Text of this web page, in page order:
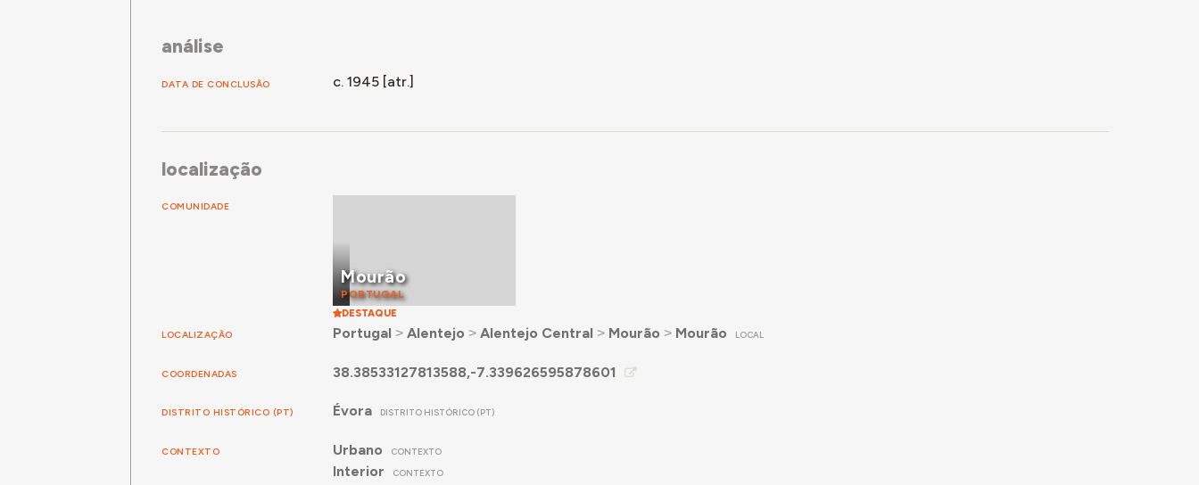
análise
DATA DE CONCLUSÃO c. 1945 [atr.]
localização
COMUNIDADE
Mourão
PORTUGAL
DESTAQUE
LOCALIZAÇÃO Portugal ˃ Alentejo ˃ Alentejo Central ˃ Mourão ˃ Mourão LOCAL
COORDENADAS 38.38533127813588,-7.339626595878601
DISTRITO HISTÓRICO (PT) Évora DISTRITO HISTÓRICO (PT)
CONTEXTO Urbano CONTEXTO
Interior CONTEXTO